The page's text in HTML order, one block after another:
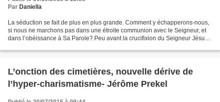
Par Daniella
La séduction se fait de plus en plus grande. Comment y échapperons-nous,
si nous ne marchons pas dans une étroite communion avec le Seigneur, et
dans l’obéissance à Sa Parole? Peu avant la crucifixion du Seigneur Jésus,
L’onction des cimetières, nouvelle dérive de
l’hyper-charismatisme- Jérôme Prekel